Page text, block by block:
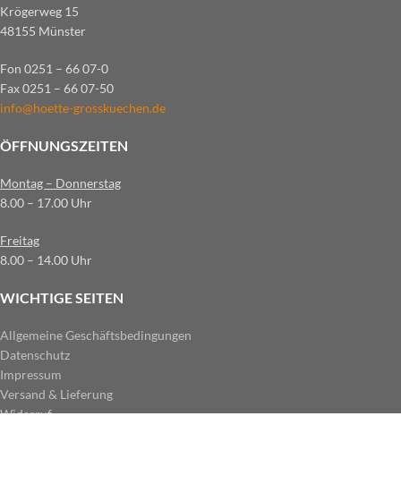
Krögerweg 15
48155 Münster
Fon 0251 – 66 07-0
Fax 0251 – 66 07-50
info@hoette-grosskuechen.de
ÖFFNUNGSZEITEN
Montag – Donnerstag
8.00 – 17.00 Uhr
Freitag
8.00 – 14.00 Uhr
WICHTIGE SEITEN
Allgemeine Geschäftsbedingungen
Datenschutz
Impressum
Versand & Lieferung
Widerruf